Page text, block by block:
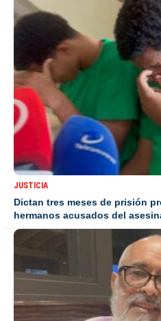
JUSTICIA
Dictan tres meses de prisión
hermanos acusados del